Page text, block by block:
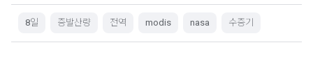
8일 증발산량 전역 modis nasa 수증기